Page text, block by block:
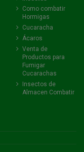
Como combatir
Hormigas
Cucaracha
Ácaros
Venta de
Productos para
Fumigar
Cucarachas
Insectos de
Almacen Combatir